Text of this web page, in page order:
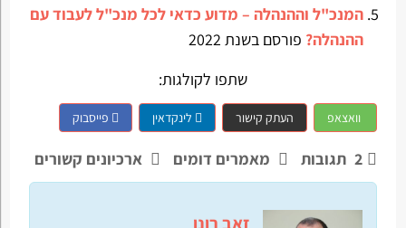
המנכ"ל וההנהלה – מדוע כדאי לכל מנכ"ל לעבוד עם
ההנהלה? פורסם בשנת 2022
שתפו לקולגות:
וואצאפ העתק קישור לינקדאין פייסבוק
2 תגובות מאמרים דומים ארכיונים קשורים
זאב רונן